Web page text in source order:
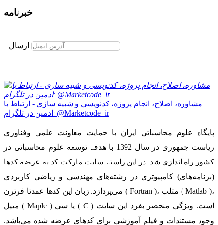
خبرنامه
ارسال
مشاوره، اصلاح، انجام پروژه، کدنویسی و شبیه سازی - ارتباط با
ادمین در تلگرام: @Marketcode_ir
پایگاه علوم محاسباتی ایران با حمایت معاونت علمی وفناوری
ریاست جمهوری در سال 1392 با هدف توسعه علوم محاسباتی در
کشور راه اندازی شد. در این راستا، سایت مارکت کد به عرضه کدها
(برنامه‌های) کامپیوتری در رشته‌های مهندسی و ریاضی کاربردی
می‌پردازد. زبان این کدها عمدتا فرترن ( Fortran )، متلب ( Matlab )،
میپل ( Maple ) یا سی ( C ) است. ویژگی منحصر بفرد این سایت
وجود مستندات و فیلم آموزشی برای کدهای عرضه شده می‌باشد.